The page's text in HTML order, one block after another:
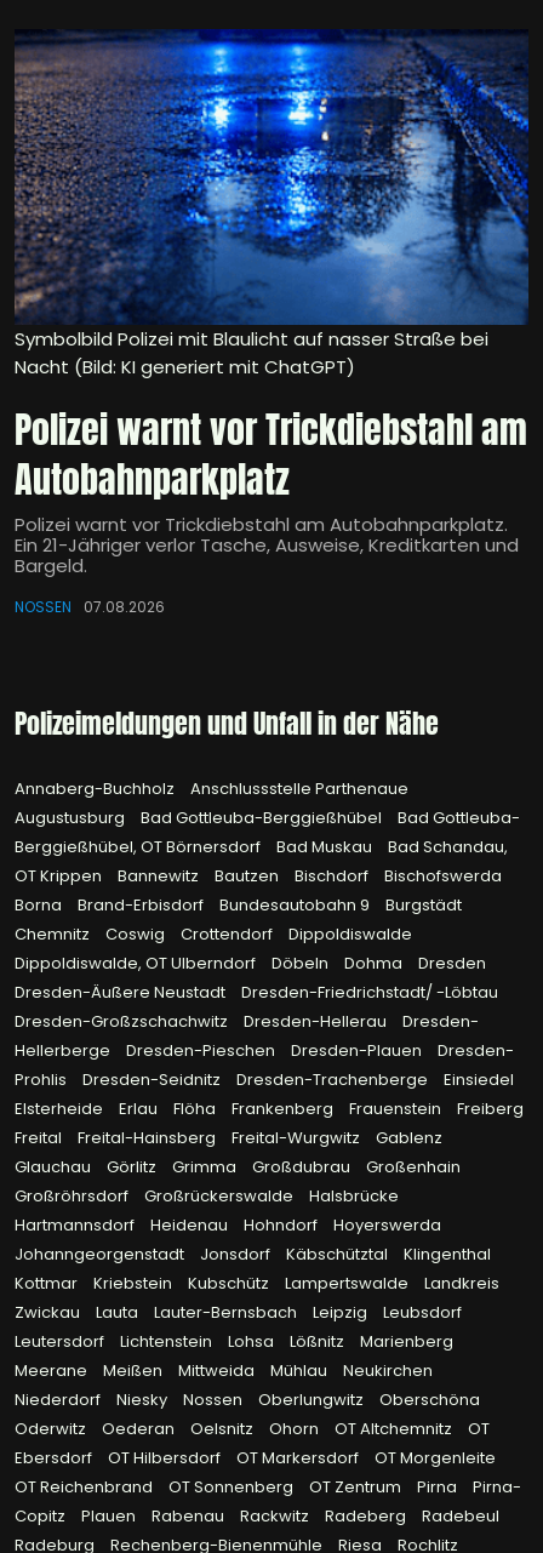
Symbolbild Polizei mit Blaulicht auf nasser Straße bei
Nacht (Bild: KI generiert mit ChatGPT)
Polizei warnt vor Trickdiebstahl am
Autobahnparkplatz
Polizei warnt vor Trickdiebstahl am Autobahnparkplatz.
Ein 21-Jähriger verlor Tasche, Ausweise, Kreditkarten und
Bargeld.
NOSSEN 07.08.2026
Polizeimeldungen und Unfall in der Nähe
Annaberg-Buchholz
Anschlussstelle Parthenaue
Augustusburg
Bad Gottleuba-Berggießhübel
Bad Gottleuba-
Berggießhübel, OT Börnersdorf
Bad Muskau
Bad Schandau,
OT Krippen
Bannewitz Bautzen Bischdorf
Bischofswerda
Borna
Brand-Erbisdorf Bundesautobahn 9
Burgstädt
Chemnitz
Coswig Crottendorf
Dippoldiswalde
Dippoldiswalde, OT Ulberndorf
Döbeln Dohma
Dresden
Dresden-Äußere Neustadt
Dresden-Friedrichstadt/ -Löbtau
Dresden-Großzschachwitz
Dresden-Hellerau
Dresden-
Hellerberge
Dresden-Pieschen Dresden-Plauen
Dresden-
Prohlis
Dresden-Seidnitz Dresden-Trachenberge
Einsiedel
Elsterheide
Erlau Flöha Frankenberg Frauenstein
Freiberg
Freital
Freital-Hainsberg Freital-Wurgwitz
Gablenz
Glauchau
Görlitz Grimma Großdubrau
Großenhain
Großröhrsdorf
Großrückerswalde
Halsbrücke
Hartmannsdorf
Heidenau Hohndorf
Hoyerswerda
Johanngeorgenstadt
Jonsdorf Käbschütztal
Klingenthal
Kottmar
Kriebstein Kubschütz Lampertswalde
Landkreis
Zwickau
Lauta Lauter-Bernsbach Leipzig
Leubsdorf
Leutersdorf
Lichtenstein Lohsa Lößnitz
Marienberg
Meerane
Meißen Mittweida Mühlau
Neukirchen
Niederdorf
Niesky Nossen Oberlungwitz
Oberschöna
Oderwitz
Oederan Oelsnitz Ohorn OT Altchemnitz
OT
Ebersdorf
OT Hilbersdorf OT Markersdorf
OT Morgenleite
OT Reichenbrand
OT Sonnenberg OT Zentrum Pirna
Pirna-
Copitz
Plauen Rabenau Rackwitz Radeberg
Radebeul
Radeburg
Rechenberg-Bienenmühle Riesa
Rochlitz